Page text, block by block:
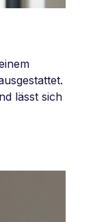
lässt sich